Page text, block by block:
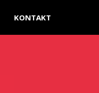
KONTAKT